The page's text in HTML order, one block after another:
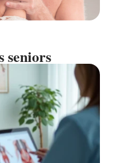
seniors